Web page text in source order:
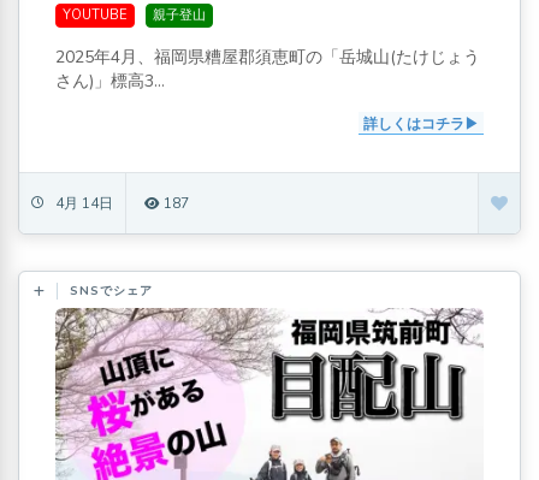
YOUTUBE 親子登山
2025年4月、福岡県糟屋郡須恵町の「岳城山(たけじょう
さん)」標高3...
詳しくはコチラ
4月 14日 187
SNSでシェア